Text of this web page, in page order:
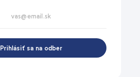
Prihlásiť sa na odber